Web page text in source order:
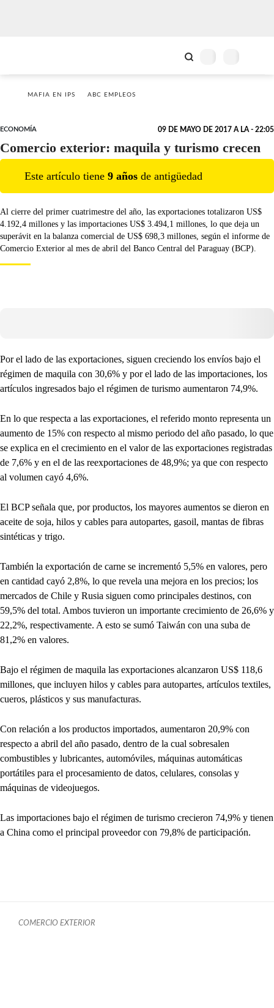
MAFIA EN IPS ABC EMPLEOS
ECONOMÍA 09 DE MAYO DE 2017 A LA - 22:05
Comercio exterior: maquila y turismo crecen
Este artículo tiene 9 años de antigüedad
Al cierre del primer cuatrimestre del año, las exportaciones totalizaron US$
4.192,4 millones y las importaciones US$ 3.494,1 millones, lo que deja un
superávit en la balanza comercial de US$ 698,3 millones, según el informe de
Comercio Exterior al mes de abril del Banco Central del Paraguay (BCP).
Por el lado de las exportaciones, siguen creciendo los envíos bajo el
régimen de maquila con 30,6% y por el lado de las importaciones, los
artículos ingresados bajo el régimen de turismo aumentaron 74,9%.
En lo que respecta a las exportaciones, el referido monto representa un
aumento de 15% con respecto al mismo periodo del año pasado, lo que
se explica en el crecimiento en el valor de las exportaciones registradas
de 7,6% y en el de las reexportaciones de 48,9%; ya que con respecto
al volumen cayó 4,6%.
El BCP señala que, por productos, los mayores aumentos se dieron en
aceite de soja, hilos y cables para autopartes, gasoil, mantas de fibras
sintéticas y trigo.
También la exportación de carne se incrementó 5,5% en valores, pero
en cantidad cayó 2,8%, lo que revela una mejora en los precios; los
mercados de Chile y Rusia siguen como principales destinos, con
59,5% del total. Ambos tuvieron un importante crecimiento de 26,6% y
22,2%, respectivamente. A esto se sumó Taiwán con una suba de
81,2% en valores.
Bajo el régimen de maquila las exportaciones alcanzaron US$ 118,6
millones, que incluyen hilos y cables para autopartes, artículos textiles,
cueros, plásticos y sus manufacturas.
Con relación a los productos importados, aumentaron 20,9% con
respecto a abril del año pasado, dentro de la cual sobresalen
combustibles y lubricantes, automóviles, máquinas automáticas
portátiles para el procesamiento de datos, celulares, consolas y
máquinas de videojuegos.
Las importaciones bajo el régimen de turismo crecieron 74,9% y tienen
a China como el principal proveedor con 79,8% de participación.
COMERCIO EXTERIOR